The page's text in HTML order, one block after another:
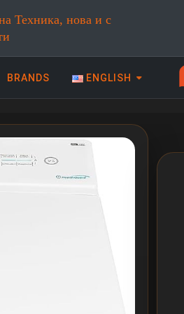
Техника, нова и с
BRANDS ENGLISH